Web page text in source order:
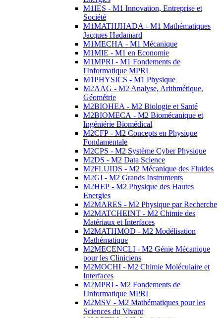
M1IES - M1 Innovation, Entreprise et
Société
M1MATHJHADA - M1 Mathématiques
Jacques Hadamard
M1MECHA - M1 Mécanique
M1MIE - M1 en Economie
M1MPRI - M1 Fondements de
l'Informatique MPRI
M1PHYSICS - M1 Physique
M2AAG - M2 Analyse, Arithmétique,
Géométrie
M2BIOHEA - M2 Biologie et Santé
M2BIOMECA - M2 Biomécanique et
Ingéniérie Biomédical
M2CFP - M2 Concepts en Physique
Fondamentale
M2CPS - M2 Système Cyber Physique
M2DS - M2 Data Science
M2FLUIDS - M2 Mécanique des Fluides
M2GI - M2 Grands Instruments
M2HEP - M2 Physique des Hautes
Energies
M2MARES - M2 Physique par Recherche
M2MATCHEINT - M2 Chimie des
Matériaux et Interfaces
M2MATHMOD - M2 Modélisation
Mathématique
M2MECENCLI - M2 Génie Mécanique
pour les Cliniciens
M2MOCHI - M2 Chimie Moléculaire et
Interfaces
M2MPRI - M2 Fondements de
l'Informatique MPRI
M2MSV - M2 Mathématiques pour les
Sciences du Vivant